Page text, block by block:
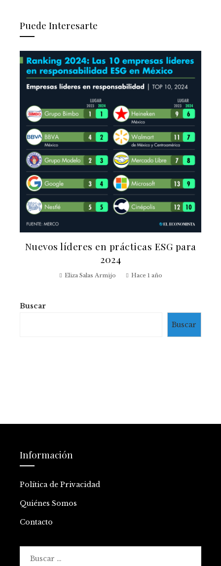
Puede Interesarte
Nuevos líderes en prácticas ESG para
2024
Eliza Salas Armijo Hace 1 año
Buscar
Buscar
Información
Política de Privacidad
Quiénes Somos
Contacto